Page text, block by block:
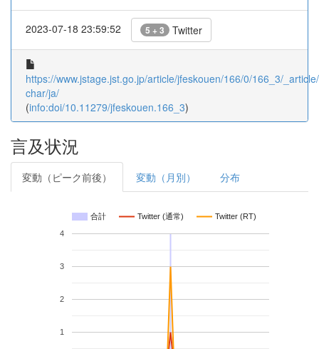
2023-07-18 23:59:52 5 + 3 Twitter
https://www.jstage.jst.go.jp/article/jfeskouen/166/0/166_3/
char/ja/
(info:doi/10.11279/jfeskouen.166_3)
言及状況
変動（ピーク前後） 変動（月別） 分布
合計 Twitter (通常) Twitter (RT)
1
2
3
4